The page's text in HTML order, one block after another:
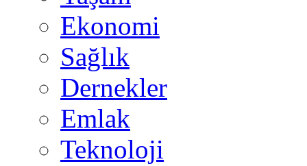
Ekonomi
Sağlık
Dernekler
Emlak
Teknoloji